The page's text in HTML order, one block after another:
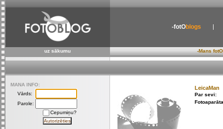
-fotOblogs
uz sākumu -Mans
LeicaMan
Par sevi:
MANA INFO:
Vārds:
Parole:
Cepumiņu?